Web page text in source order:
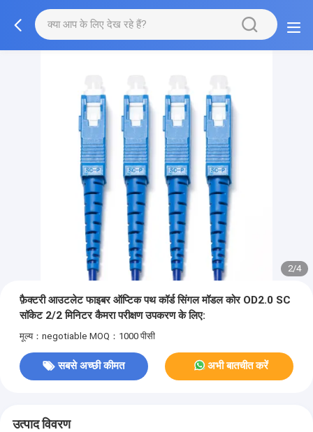
2/4
फ़ैक्टरी आउटलेट फाइबर ऑप्टिक पथ कॉर्ड सिंगल मॉडल कोर OD2.0 SC
सॉकेट 2/2 मिनिटर कैमरा परीक्षण उपकरण के लिए:
मूल्य：negotiable MOQ：1000 पीसी
सबसे अच्छी कीमत अभी बातचीत करें
उत्पाद विवरण